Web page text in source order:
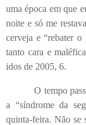
uma época em que
noite e só me
cerveja e “rebater o
tanto cara e
idos de 2005, 6.
O tempo
a “síndrome da
quinta-feira. Não se